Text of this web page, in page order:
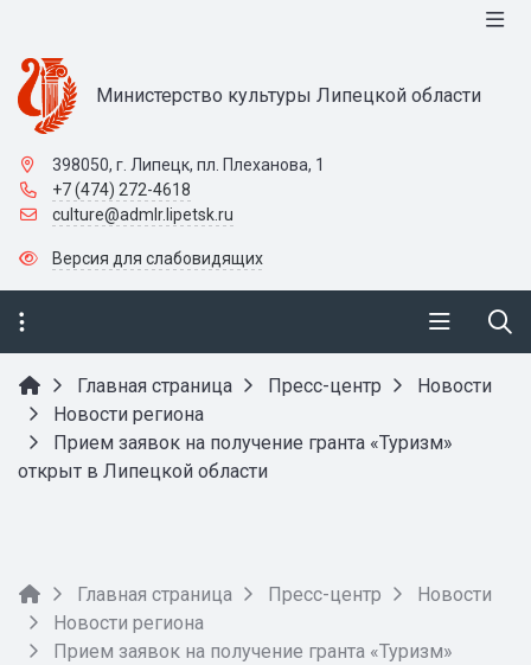
Министерство культуры Липецкой области
398050, г. Липецк, пл. Плеханова, 1
+7 (474) 272-4618
culture@admlr.lipetsk.ru
Версия для слабовидящих
Главная страница Пресс-центр
Новости
Новости региона
Прием заявок на получение гранта «Туризм»
открыт в Липецкой области
Главная страница Пресс-центр
Новости
Новости региона
Прием заявок на получение гранта «Туризм»